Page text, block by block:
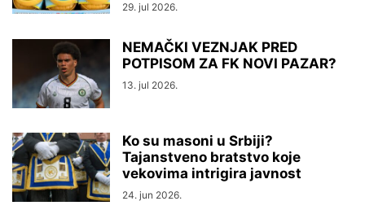
29. jul 2026.
NEMAČKI VEZNJAK PRED
POTPISOM ZA FK NOVI PAZAR?
13. jul 2026.
Ko su masoni u Srbiji?
Tajanstveno bratstvo koje
vekovima intrigira javnost
24. jun 2026.